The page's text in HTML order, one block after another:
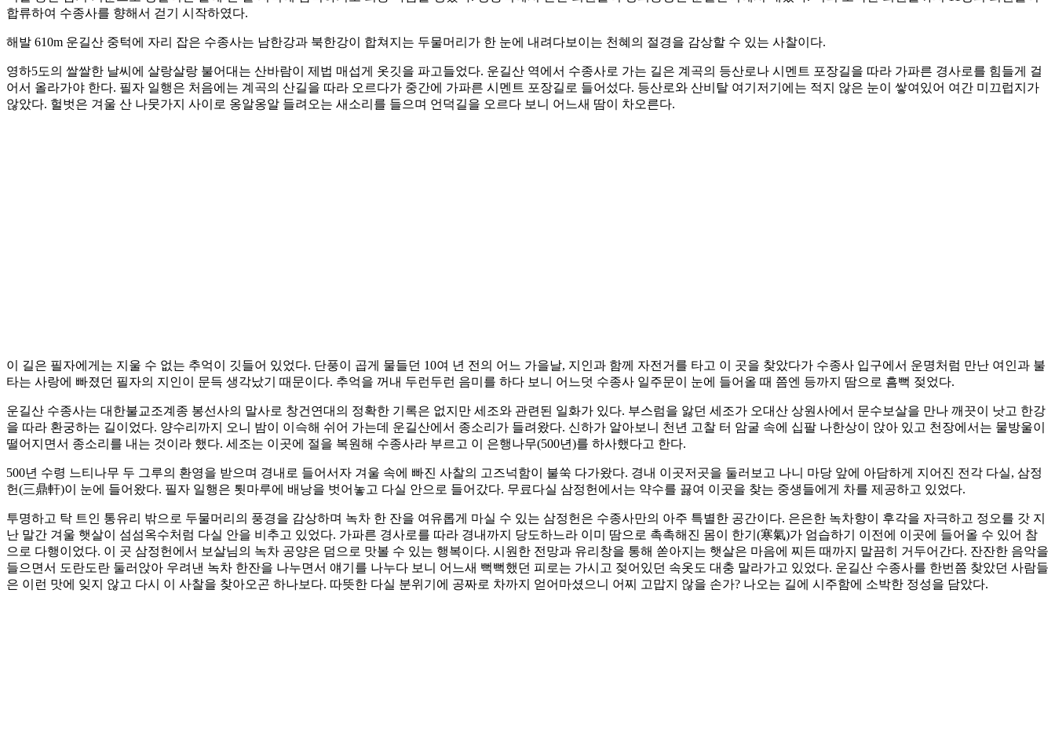
합류하여 수종사를 향해서 걷기 시작하였다.
해발 610m 운길산 중턱에 자리 잡은 수종사는 남한강과 북한강이 합쳐지는 두물머리가 한 눈에 내려다보이는 천혜의 절경을 감상할 수 있는 사찰이다.
영하5도의 쌀쌀한 날씨에 살랑살랑 불어대는 산바람이 제법 매섭게 옷깃을 파고들었다. 운길산 역에서 수종사로 가는 길은 계곡의 등산로나 시멘트 포장길을 따라 가파른 경사로를 힘들게 걸
어서 올라가야 한다. 필자 일행은 처음에는 계곡의 산길을 따라 오르다가 중간에 가파른 시멘트 포장길로 들어섰다. 등산로와 산비탈 여기저기에는 적지 않은 눈이 쌓여있어 여간 미끄럽지가
않았다. 헐벗은 겨울 산 나뭇가지 사이로 옹알옹알 들려오는 새소리를 들으며 언덕길을 오르다 보니 어느새 땀이 차오른다.
이 길은 필자에게는 지울 수 없는 추억이 깃들어 있었다. 단풍이 곱게 물들던 10여 년 전의 어느 가을날, 지인과 함께 자전거를 타고 이 곳을 찾았다가 수종사 입구에서 운명처럼 만난 여인과 불
타는 사랑에 빠졌던 필자의 지인이 문득 생각났기 때문이다. 추억을 꺼내 두런두런 음미를 하다 보니 어느덧 수종사 일주문이 눈에 들어올 때 쯤엔 등까지 땀으로 흠뻑 젖었다.
운길산 수종사는 대한불교조계종 봉선사의 말사로 창건연대의 정확한 기록은 없지만 세조와 관련된 일화가 있다. 부스럼을 앓던 세조가 오대산 상원사에서 문수보살을 만나 깨끗이 낫고 한강
을 따라 환궁하는 길이었다. 양수리까지 오니 밤이 이슥해 쉬어 가는데 운길산에서 종소리가 들려왔다. 신하가 알아보니 천년 고찰 터 암굴 속에 십팔 나한상이 앉아 있고 천장에서는 물방울이
떨어지면서 종소리를 내는 것이라 했다. 세조는 이곳에 절을 복원해 수종사라 부르고 이 은행나무(500년)를 하사했다고 한다.
500년 수령 느티나무 두 그루의 환영을 받으며 경내로 들어서자 겨울 속에 빠진 사찰의 고즈넉함이 불쑥 다가왔다. 경내 이곳저곳을 둘러보고 나니 마당 앞에 아담하게 지어진 전각 다실, 삼정
헌(三鼎軒)이 눈에 들어왔다. 필자 일행은 툇마루에 배낭을 벗어놓고 다실 안으로 들어갔다. 무료다실 삼정헌에서는 약수를 끓여 이곳을 찾는 중생들에게 차를 제공하고 있었다.
투명하고 탁 트인 통유리 밖으로 두물머리의 풍경을 감상하며 녹차 한 잔을 여유롭게 마실 수 있는 삼정헌은 수종사만의 아주 특별한 공간이다. 은은한 녹차향이 후각을 자극하고 정오를 갓 지
난 말간 겨울 햇살이 섬섬옥수처럼 다실 안을 비추고 있었다. 가파른 경사로를 따라 경내까지 당도하느라 이미 땀으로 촉촉해진 몸이 한기(寒氣)가 엄습하기 이전에 이곳에 들어올 수 있어 참
으로 다행이었다. 이 곳 삼정헌에서 보살님의 녹차 공양은 덤으로 맛볼 수 있는 행복이다. 시원한 전망과 유리창을 통해 쏟아지는 햇살은 마음에 찌든 때까지 말끔히 거두어간다. 잔잔한 음악을
들으면서 도란도란 둘러앉아 우려낸 녹차 한잔을 나누면서 얘기를 나누다 보니 어느새 뻑뻑했던 피로는 가시고 젖어있던 속옷도 대충 말라가고 있었다. 운길산 수종사를 한번쯤 찾았던 사람들
은 이런 맛에 잊지 않고 다시 이 사찰을 찾아오곤 하나보다. 따뜻한 다실 분위기에 공짜로 차까지 얻어마셨으니 어찌 고맙지 않을 손가? 나오는 길에 시주함에 소박한 정성을 담았다.